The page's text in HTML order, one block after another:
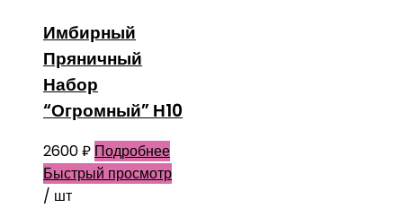
Имбирный
Пряничный
Набор
“Огромный” Н10
2600₽ Подробнее
Быстрый просмотр
/ шт